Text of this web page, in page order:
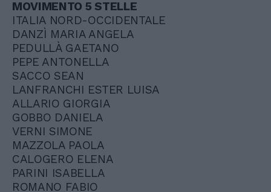
MOVIMENTO 5 STELLE
ITALIA NORD-OCCIDENTALE
DANZÌ MARIA ANGELA
PEDULLÀ GAETANO
PEPE ANTONELLA
SACCO SEAN
LANFRANCHI ESTER LUISA
ALLARIO GIORGIA
GOBBO DANIELA
VERNI SIMONE
MAZZOLA PAOLA
CALOGERO ELENA
PARINI ISABELLA
ROMANO FABIO